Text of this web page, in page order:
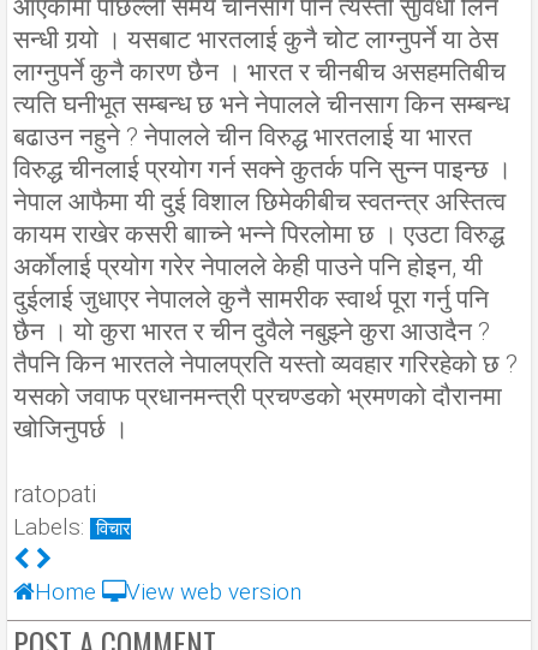
आएकोमा पछिल्लो समय चीनसाग पनि त्यस्तो सुविधा लिने
सन्धी गर्‍यो । यसबाट भारतलाई कुनै चोट लाग्नुपर्ने या ठेस
लाग्नुपर्ने कुनै कारण छैन । भारत र चीनबीच असहमतिबीच
त्यति घनीभूत सम्बन्ध छ भने नेपालले चीनसाग किन सम्बन्ध
बढाउन नहुने ? नेपालले चीन विरुद्ध भारतलाई या भारत
विरुद्ध चीनलाई प्रयोग गर्न सक्ने कुतर्क पनि सुन्न पाइन्छ ।
नेपाल आफैमा यी दुई विशाल छिमेकीबीच स्वतन्त्र अस्तित्व
कायम राखेर कसरी बााच्ने भन्ने पिरलोमा छ । एउटा विरुद्ध
अर्काेलाई प्रयोग गरेर नेपालले केही पाउने पनि होइन, यी
दुईलाई जुधाएर नेपालले कुनै सामरीक स्वार्थ पूरा गर्नु पनि
छैन । यो कुरा भारत र चीन दुवैले नबुझ्ने कुरा आउादैन ?
तैपनि किन भारतले नेपालप्रति यस्तो व्यवहार गरिरहेको छ ?
यसको जवाफ प्रधानमन्त्री प्रचण्डको भ्रमणको दौरानमा
खोजिनुपर्छ ।
ratopati
Labels: विचार
Home View web version